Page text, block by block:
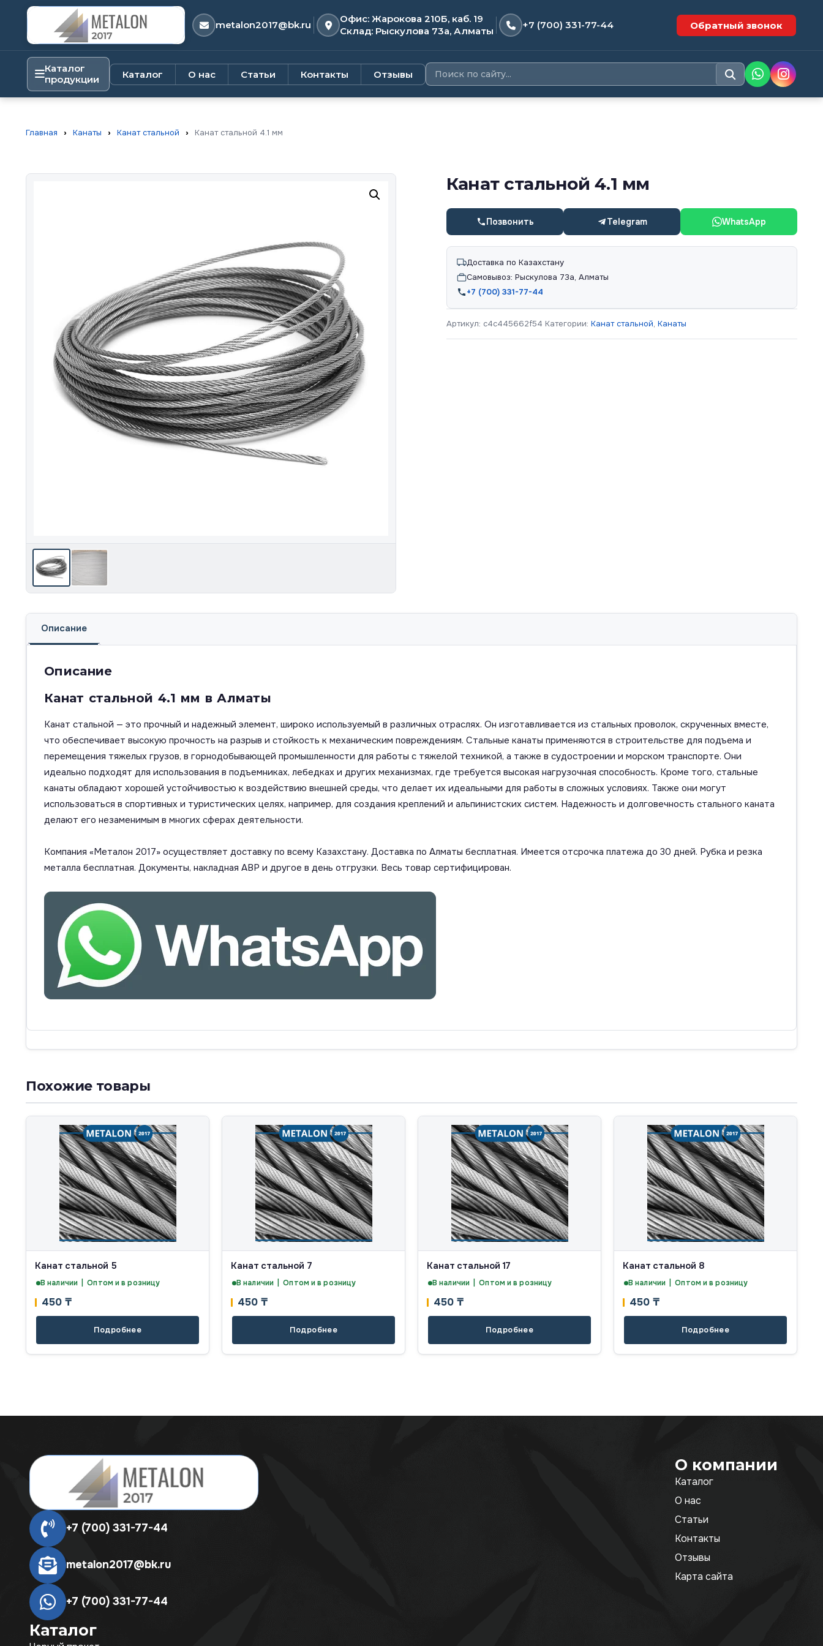
metalon2017@bk.ru
Офис: Жарокова 210Б, каб. 19
Склад: Рыскулова 73а, Алматы
+7 (700) 331-77-44 Обратный звонок
Каталог
продукции
Каталог О нас Статьи Контакты Отзывы
Главная › Канаты › Канат стальной › Канат стальной 4.1 мм
Канат стальной 4.1 мм
Позвонить Telegram WhatsApp
Доставка по Казахстану
Самовывоз: Рыскулова 73а, Алматы
+7 (700) 331-77-44
Артикул: c4c445662f54 Категории:Канат стальной,Канаты
Описание
Описание
Канат стальной 4.1 мм в Алматы
Канат стальной — это прочный и надежный элемент, широко используемый в различных отраслях. Он изготавливается из стальных проволок, скрученных вместе,
что обеспечивает высокую прочность на разрыв и стойкость к механическим повреждениям. Стальные канаты применяются в строительстве для подъема и
перемещения тяжелых грузов, в горнодобывающей промышленности для работы с тяжелой техникой, а также в судостроении и морском транспорте. Они
идеально подходят для использования в подъемниках, лебедках и других механизмах, где требуется высокая нагрузочная способность. Кроме того, стальные
канаты обладают хорошей устойчивостью к воздействию внешней среды, что делает их идеальными для работы в сложных условиях. Также они могут
использоваться в спортивных и туристических целях, например, для создания креплений и альпинистских систем. Надежность и долговечность стального каната
делают его незаменимым в многих сферах деятельности.
Компания «Металон 2017» осуществляет доставку по всему Казахстану. Доставка по Алматы бесплатная. Имеется отсрочка платежа до 30 дней. Рубка и резка
металла бесплатная. Документы, накладная АВР и другое в день отгрузки. Весь товар сертифицирован.
Похожие товары
Канат стальной 5
В наличии | Оптом и в розницу
450 ₸
Подробнее
Канат стальной 7
В наличии | Оптом и в розницу
450 ₸
Подробнее
Канат стальной 17
В наличии | Оптом и в розницу
450 ₸
Подробнее
Канат стальной 8
В наличии | Оптом и в розницу
450 ₸
Подробнее
+7 (700) 331-77-44
metalon2017@bk.ru
+7 (700) 331-77-44
Каталог
О компании
Каталог
О нас
Статьи
Контакты
Отзывы
Карта сайта